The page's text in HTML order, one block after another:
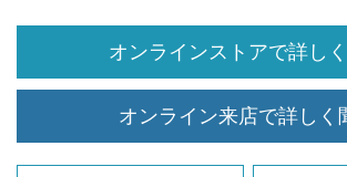
オンラインストアで詳し
オンライン来店で詳しく